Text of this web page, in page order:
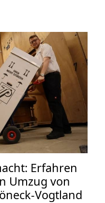
Erfahren
Umzug von
Vogtland